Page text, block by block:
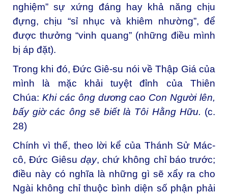
nghiệm” sự xứng đáng hay khả năng chịu
đựng, chịu “sỉ nhục và khiêm nhường”, để
được thưởng “vinh quang” (những điều mình
bị áp đặt).
Trong khi đó, Đức Giê-su nói về Thập Giá của
mình là mặc khải tuyệt đỉnh của Thiên
Chúa: Khi các ông dương cao Con Người lên,
bấy giờ các ông sẽ biết là Tôi Hằng Hữu. (c.
28)
Chính vì thế, theo lời kể của Thánh Sử Mác-
cô, Đức Giêsu dạy, chứ không chỉ báo trước;
điều này có nghĩa là những gì sẽ xẩy ra cho
Ngài không chỉ thuộc bình diện số phận phải